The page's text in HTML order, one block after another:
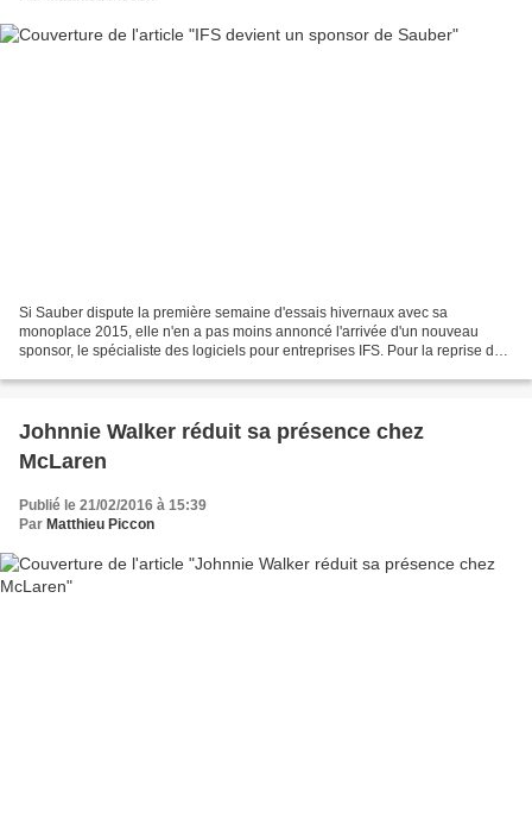
Si Sauber dispute la première semaine d'essais hivernaux avec sa
monoplace 2015, elle n'en a pas moins annoncé l'arrivée d'un nouveau
sponsor, le spécialiste des logiciels pour entreprises IFS. Pour la reprise des
Johnnie Walker réduit sa présence chez
McLaren
Publié le 21/02/2016 à 15:39
Par Matthieu Piccon